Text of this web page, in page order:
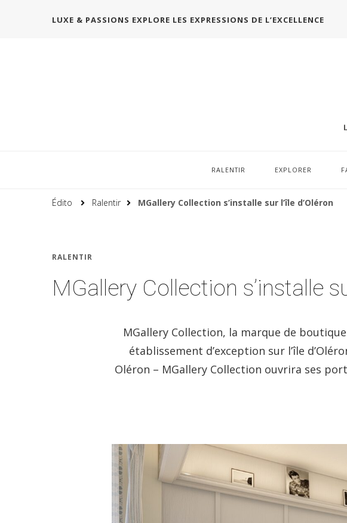
LUXE & PASSIONS EXPLORE LES EXPRESSIONS DE L’EXCELLENCE
RALENTIR EXPLORER
Édito Ralentir MGallery Collection s’installe sur l’île d’Oléron
RALENTIR
MGallery Collection s’installe
MGallery Collection, la marque de
établissement d’exception sur l’île
Oléron – MGallery Collection ouvrira ses